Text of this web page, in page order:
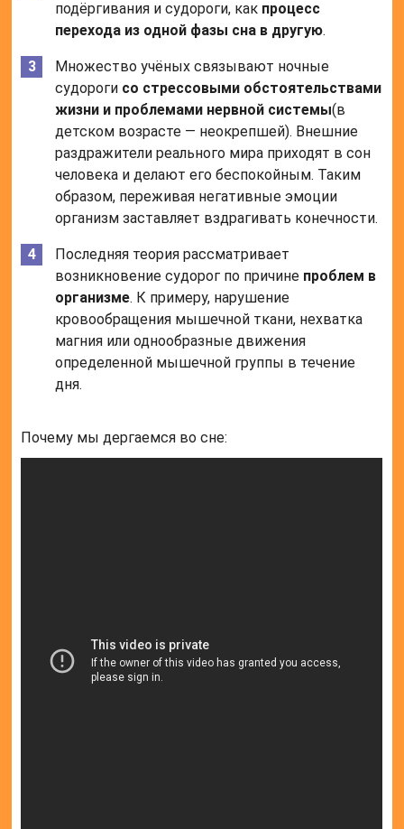
подёргивания и судороги, как процесс
перехода из одной фазы сна в другую.
Множество учёных связывают ночные
судороги со стрессовыми обстоятельствами
жизни и проблемами нервной системы(в
детском возрасте — неокрепшей). Внешние
раздражители реального мира приходят в сон
человека и делают его беспокойным. Таким
образом, переживая негативные эмоции
организм заставляет вздрагивать конечности.
Последняя теория рассматривает
возникновение судорог по причине проблем в
организме. К примеру, нарушение
кровообращения мышечной ткани, нехватка
магния или однообразные движения
определенной мышечной группы в течение
дня.
Почему мы дергаемся во сне: